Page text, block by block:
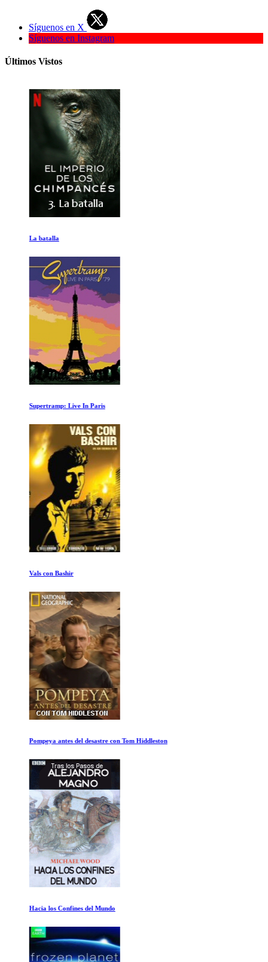
Síguenos en X
Síguenos en Instagram
Últimos Vistos
La batalla
Supertramp: Live In Paris
Vals con Bashir
Pompeya antes del desastre con Tom Hiddleston
Hacia los Confines del Mundo